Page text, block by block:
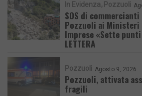
In Evidenza Pozzuoli
SOS di
Pozzuoli ai
Imprese «Sette
LETTERA
Pozzuoli Agosto 9, 2026
Pozzuoli, attivata
fragili